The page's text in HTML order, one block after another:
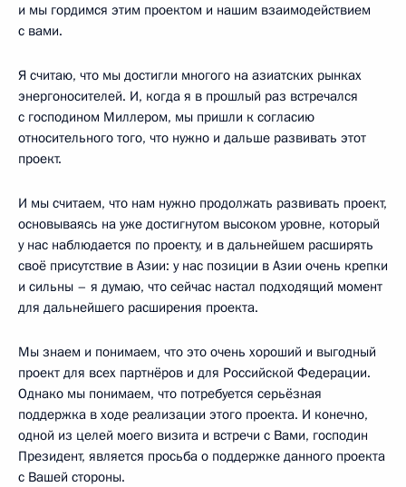
и мы гордимся этим проектом и нашим взаимодействием
с вами.
Я считаю, что мы достигли многого на азиатских рынках
энергоносителей. И, когда я в прошлый раз встречался
с господином Миллером, мы пришли к согласию
относительного того, что нужно и дальше развивать этот
проект.
И мы считаем, что нам нужно продолжать развивать проект,
основываясь на уже достигнутом высоком уровне, который
у нас наблюдается по проекту, и в дальнейшем расширять
своё присутствие в Азии: у нас позиции в Азии очень крепки
и сильны – я думаю, что сейчас настал подходящий момент
для дальнейшего расширения проекта.
Мы знаем и понимаем, что это очень хороший и выгодный
проект для всех партнёров и для Российской Федерации.
Однако мы понимаем, что потребуется серьёзная
поддержка в ходе реализации этого проекта. И конечно,
одной из целей моего визита и встречи с Вами, господин
Президент, является просьба о поддержке данного проекта
с Вашей стороны.